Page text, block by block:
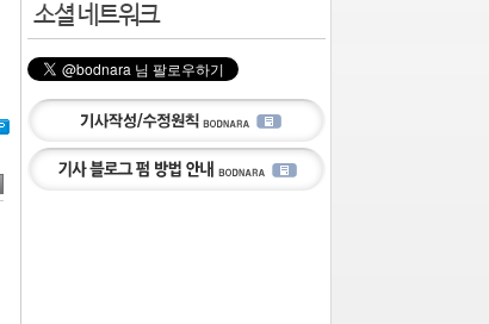
소셜 네트워크